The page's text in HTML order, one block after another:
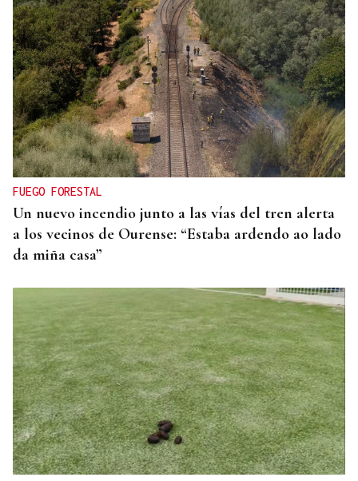
CRISIS HUMANITARIA
El Instituto de Medicina Legal de Ceuta recibe los
cuerpos de los 80 migrantes fallecidos
FUEGO FORESTAL
Un nuevo incendio junto a las vías del tren alerta
a los vecinos de Ourense: “Estaba ardendo ao lado
da miña casa”